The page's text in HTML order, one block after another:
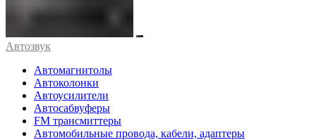
Автозвук
Автомагнитолы
Автоколонки
Автоусилители
Автосабвуферы
FM трансмиттеры
Автомобильные провода, кабели, адаптеры